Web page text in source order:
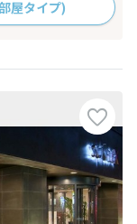
屋タイプ)